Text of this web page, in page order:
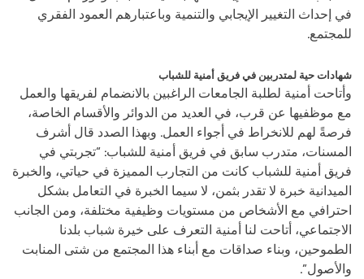
في إحداث التغيير الإيجابي والتنمية وباعتبارهم العمود الفقري
للمجتمع.
شهادات حية لمتدربين في فريق أمنية للشباب
وأتاحت أمنية لطلبة الجامعات الراغبين بالانضمام لفريقها والعمل
مع موظفيها عن قرب، في العديد من الدوائر والأقسام الخاصة،
فرصةً لهم للانخراط في أجواء العمل. وبهذا الصدد قال أشرف
المسنات، متدرب سابق في فريق أمنية للشباب: “تجربتي في
فريق أمنية للشباب كانت من التجارب المميزة في حياتي، والخبرة
الميدانية خبرة لا تقدر بثمن، لا سيما الخبرة في التعامل بشكل
احترافي مع الأشخاص من مستويات وظيفية مختلفة، ومن الجانب
الاجتماعي، أتاحت لنا أمنية التعرف على خيرة شباب بلدنا
الطموحين، وبناء صداقات مع أبناء هذا المجتمع من شتى المنابت
والأصول”.